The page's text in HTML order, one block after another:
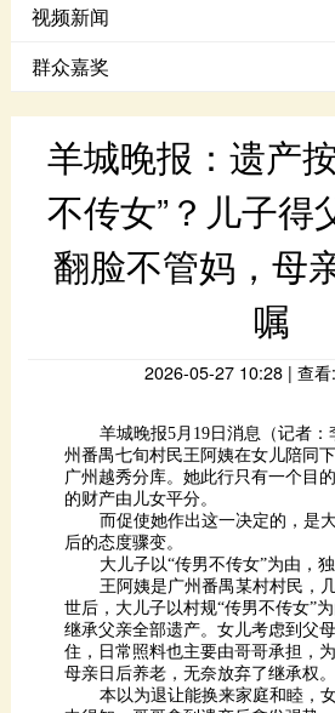
视频新闻
群众嘉奖
嘱
2026-05-27 10:28 | 查
的财产由儿女平分。
后的态度骤变。
大儿子以“传男不传女”为由，
母亲日后养老，无奈放弃了继承权。